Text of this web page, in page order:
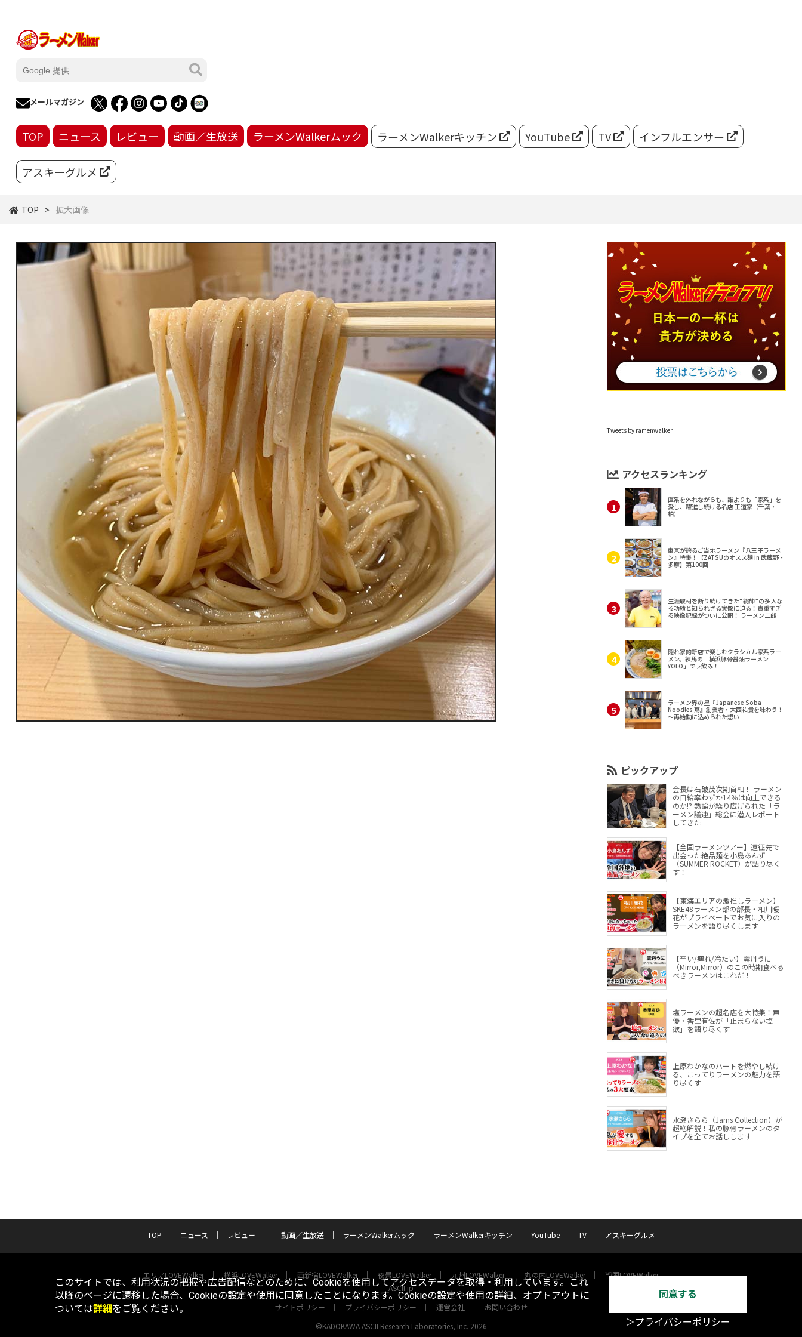
メールマガジン
TOP ニュース レビュー 動画／生放送 ラーメンWalkerムック ラーメンWalkerキッチン YouTube TV インフルエンサー
アスキーグルメ
TOP 拡大画像
Tweets by ramenwalker
アクセスランキング
直系を外れながらも、誰よりも「家系」を
愛し、躍進し続ける名店 王道家（千葉・
柏）
東京が誇るご当地ラーメン『八王子ラーメ
ン』特集！【ZATSUのオスス麺 in 武蔵野・
多摩】第100回
生涯取材を断り続けてきた“総帥”の多大な
る功績と知られざる実像に迫る！貴重すぎ
る映像記録がついに公開！ ラーメン二郎
隠れ家的新店で楽しむクラシカル家系ラー
メン。練馬の「横浜豚骨醤油ラーメン
YOLO」でラ飲み！
ラーメン界の星『Japanese Soba
Noodles 蔦』創業者・大西祐貴を味わう！
～再始動に込められた想い
ピックアップ
会長は石破茂次期首相！ ラーメン
の自給率わずか14％は向上できる
のか!? 熱論が繰り広げられた「ラ
ーメン議連」総会に潜入レポート
してきた
【全国ラーメンツアー】遠征先で
出会った絶品麺を小島あんず
（SUMMER ROCKET）が語り尽く
す！
【東海エリアの激推しラーメン】
SKE48ラーメン部の部長・相川暖
花がプライベートでお気に入りの
ラーメンを語り尽くします
【辛い/痺れ/冷たい】雲丹うに
（Mirror,Mirror）のこの時期食べる
べきラーメンはこれだ！
塩ラーメンの超名店を大特集！声
優・香里有佐が「止まらない塩
欲」を語り尽くす
上原わかなのハートを燃やし続け
る、こってりラーメンの魅力を語
り尽くす
水瀬さらら（Jams Collection）が
超絶解説！私の豚骨ラーメンのタ
イプを全てお話しします
TOP ニュース レビュー 動画／生放送 ラーメンWalkerムック ラーメンWalkerキッチン YouTube TV アスキーグルメ
エリアLOVEWalker 横浜LOVEWalker 西新宿LOVEWalker 夜景LOVEWalker 九州LOVEWalker 丸の内LOVEWalker
戦国LOVEWalker
ASCII.jp
サイトポリシー
プライバシーポリシー 運営会社
お問い合わせ
©KADOKAWA ASCII Research Laboratories, Inc. 2026
このサイトでは、利用状況の把握や広告配信などのために、Cookieを使用してアクセスデータを取得・利用しています。これ
以降のページに遷移した場合、Cookieの設定や使用に同意したことになります。Cookieの設定や使用の詳細、オプトアウトに
ついては詳細をご覧ください。
同意する
＞プライバシーポリシー